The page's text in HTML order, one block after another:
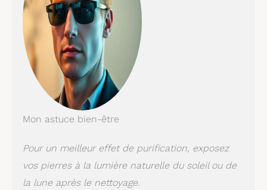
Mon astuce bien-être
Pour un meilleur effet de purification, exposez
vos pierres à la lumière naturelle du soleil ou de
la lune après le nettoyage.